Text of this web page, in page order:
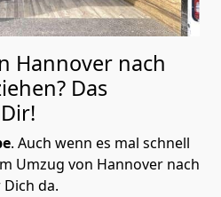
Hannover nach
Das
. Auch wenn es mal schnell
Umzug von Hannover nach
da.